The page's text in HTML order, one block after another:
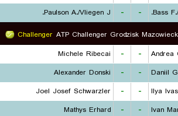
Paulson A./Vliegen J.
- -
Bass
Challenger ATP Challenger Grodzisk
Michele Ribecai
- -
Andrea
Alexander Donski
- -
Daniil
Joel Josef Schwarzler
- -
Ilya
Mathys Erhard
- -
Ivan